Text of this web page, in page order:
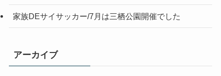
家族DEサイサッカー/7月は三栖公園開催でした
アーカイブ